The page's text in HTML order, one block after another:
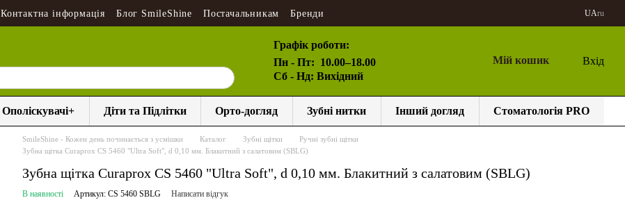
Контактна інформація Блог SmileShine Постачальникам Бренди UAru
Графік роботи:
Пн - Пт: 10.00–18.00
Сб - Нд: Вихідний
Мій кошик Вхід
Ополіскувачі+ Діти та Підлітки Орто-догляд Зубні нитки Інший догляд Стоматологія PRO
SmileShine - Кожен день починається з усмішки Каталог Зубні щітки
Ручні зубні щітки
Зубна щітка Curaprox CS 5460 "Ultra Soft", d 0,10 мм. Блакитний з салатовим (SBLG)
Зубна щітка Curaprox CS 5460 "Ultra Soft", d 0,10 мм. Блакитний з салатовим (SBLG)
В наявності Артикул: CS 5460 SBLG Написати відгук